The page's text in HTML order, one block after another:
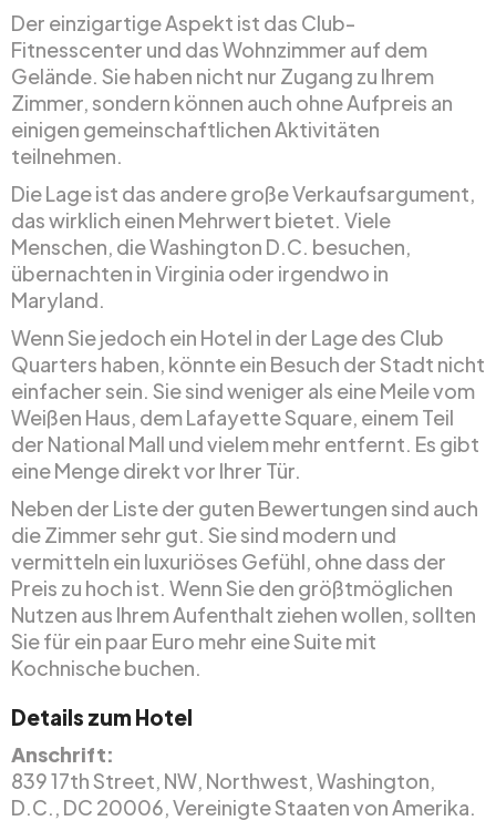
Der einzigartige Aspekt ist das Club-
Fitnesscenter und das Wohnzimmer auf dem
Gelände. Sie haben nicht nur Zugang zu Ihrem
Zimmer, sondern können auch ohne Aufpreis an
einigen gemeinschaftlichen Aktivitäten
teilnehmen.
Die Lage ist das andere große Verkaufsargument,
das wirklich einen Mehrwert bietet. Viele
Menschen, die Washington D.C. besuchen,
übernachten in Virginia oder irgendwo in
Maryland.
Wenn Sie jedoch ein Hotel in der Lage des Club
Quarters haben, könnte ein Besuch der Stadt nicht
einfacher sein. Sie sind weniger als eine Meile vom
Weißen Haus, dem Lafayette Square, einem Teil
der National Mall und vielem mehr entfernt. Es gibt
eine Menge direkt vor Ihrer Tür.
Neben der Liste der guten Bewertungen sind auch
die Zimmer sehr gut. Sie sind modern und
vermitteln ein luxuriöses Gefühl, ohne dass der
Preis zu hoch ist. Wenn Sie den größtmöglichen
Nutzen aus Ihrem Aufenthalt ziehen wollen, sollten
Sie für ein paar Euro mehr eine Suite mit
Kochnische buchen.
Details zum Hotel
Anschrift:
839 17th Street, NW, Northwest, Washington,
D.C., DC 20006, Vereinigte Staaten von Amerika.